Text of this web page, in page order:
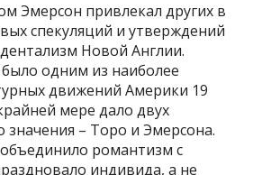
Эмерсон привлекал других в
спекуляций и утверждений
Новой Англии.
одним из наиболее
движений Америки 19
мере дало двух
– Торо и Эмерсона.
романтизм с
индивида, а не